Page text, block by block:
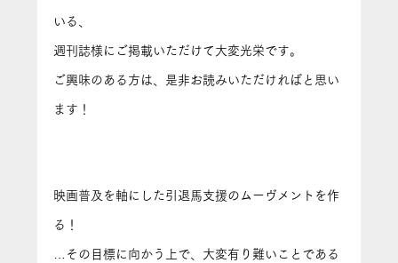
いる、
週刊誌様にご掲載いただけて大変光栄です。
ご興味のある方は、是非お読みいただければと思い
ます！
映画普及を軸にした引退馬支援のムーヴメントを作
る！
…その目標に向かう上で、大変有り難いことである